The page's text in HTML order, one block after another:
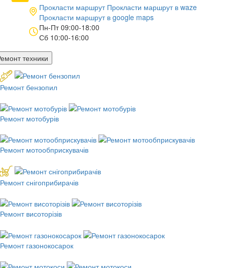
Прокласти маршрут Прокласти маршрут в waze
Прокласти маршрут в google maps
Пн-Пт 09:00-18:00
Сб 10:00-16:00
техники
Ремонт бензопил
Ремонт мотобурів
Ремонт мотообприскувачів
Ремонт снігоприбирачів
Ремонт висоторізів
Ремонт газонокосарок